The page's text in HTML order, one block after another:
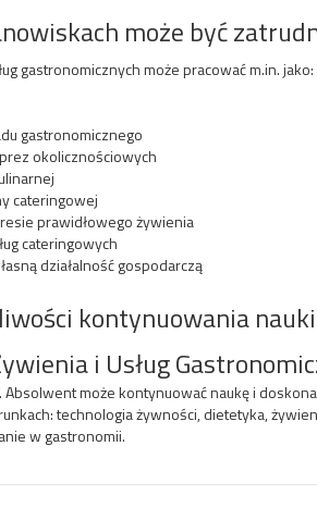
może być
gastronomicznych może pracować m.in. jako:
gastronomicznego
okolicznościowych
cateringowej
prawidłowego żywienia
cateringowych
działalność gospodarczą
kontynuowania
i Usług
Absolwent może kontynuować naukę i
technologia żywności, dietetyka,
w gastronomii.